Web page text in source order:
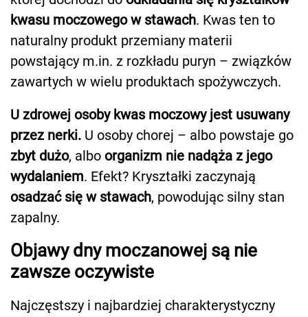
kwasu moczowego w stawach. Kwas ten to
naturalny produkt przemiany materii
powstający m.in. z rozkładu puryn – związków
zawartych w wielu produktach spożywczych.
U zdrowej osoby kwas moczowy jest usuwany
przez nerki. U osoby chorej – albo powstaje go
zbyt dużo, albo organizm nie nadąża z jego
wydalaniem. Efekt? Kryształki zaczynają
osadzać się w stawach, powodując silny stan
zapalny.
Objawy dny moczanowej są nie
zawsze oczywiste
Najczęstszy i najbardziej charakterystyczny